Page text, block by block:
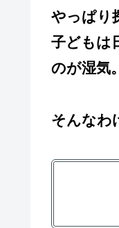
やっぱり
子どもは
のが湿気
そんなわ